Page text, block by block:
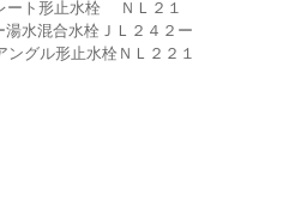
ート形止水栓 ＮＬ２１
水混合水栓ＪＬ２４２ー
グル形止水栓ＮＬ２２１